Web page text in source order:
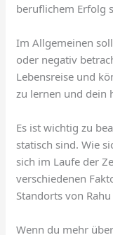
beruflichem Erfolg
Im Allgemeinen
oder negativ
Lebensreise und
zu lernen und dein
Es ist wichtig zu
statisch sind. Wie
sich im Laufe der
verschiedenen
Standorts von
Wenn du mehr